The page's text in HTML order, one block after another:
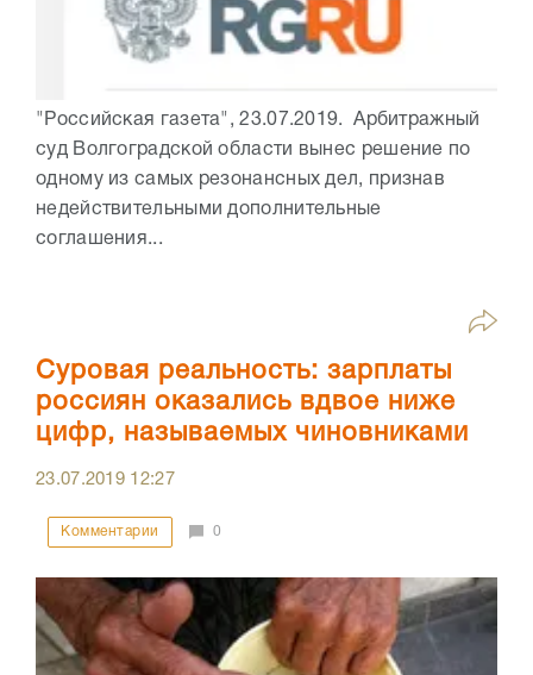
"Российская газета", 23.07.2019. Арбитражный
суд Волгоградской области вынес решение по
одному из самых резонансных дел, признав
недействительными дополнительные
соглашения...
Суровая реальность: зарплаты
россиян оказались вдвое ниже
цифр, называемых чиновниками
23.07.2019 12:27
Комментарии 0